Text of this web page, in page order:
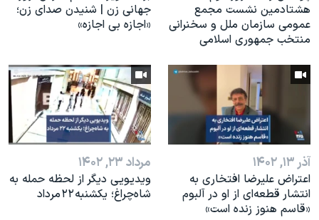
هشتادمین نشست مجمع
عمومی سازمان ملل و سخنرانی
منتخب جمهوری اسلامی
جهانی زن | شنیدن صدای زن؛
«اجازه بی اجازه»
آذر ۱۳, ۱۴۰۲
اعتراض علیرضا افتخاری به
انتشار قطعه‌ای از او در آلبوم
«قاسم هنوز زنده است»
مرداد ۲۳, ۱۴۰۲
ویدیویی دیگر از لحظه حمله به
شاه‌چراغ؛ یکشنبه ۲۲ مرداد